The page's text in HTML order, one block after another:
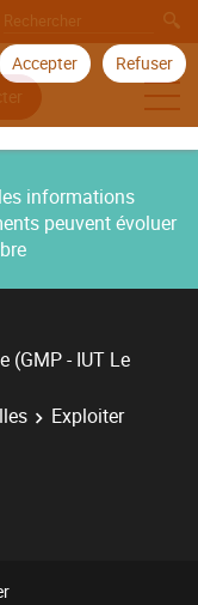
Accepter Refuser
informations
peuvent évoluer
(GMP - IUT Le
Exploiter